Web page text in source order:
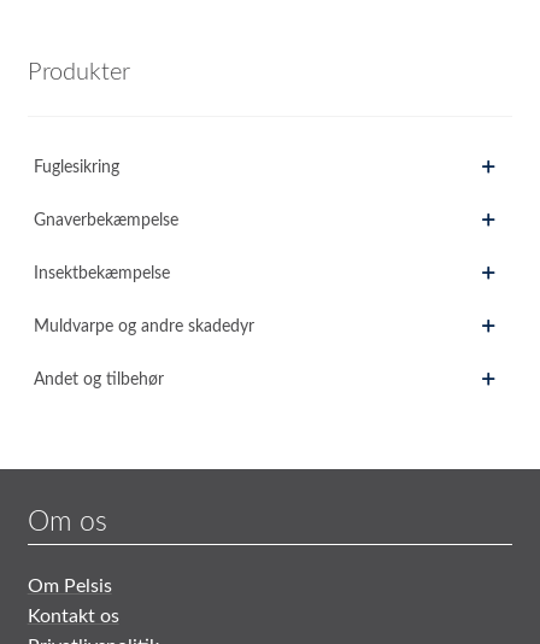
Produkter
Fuglesikring
Gnaverbekæmpelse
Insektbekæmpelse
Muldvarpe og andre skadedyr
Andet og tilbehør
Om os
Om Pelsis
Kontakt os